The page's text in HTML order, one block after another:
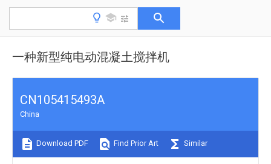
一种新型纯电动混凝土搅拌机
CN105415493A
China
Download PDF Find Prior Art Similar